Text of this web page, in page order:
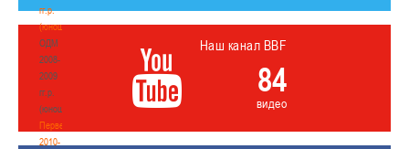
гг.р.
(юноши)
ОДМ
2008-
2009
гг.р.
(юноши)
Первенство
2010-
Наш канал BBF
84
видео